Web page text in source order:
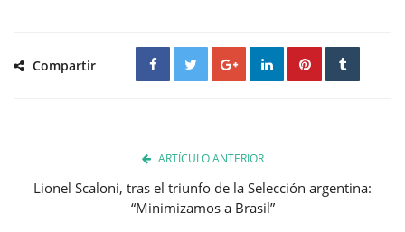
Compartir
ARTÍCULO ANTERIOR
Lionel Scaloni, tras el triunfo de la Selección argentina:
“Minimizamos a Brasil”